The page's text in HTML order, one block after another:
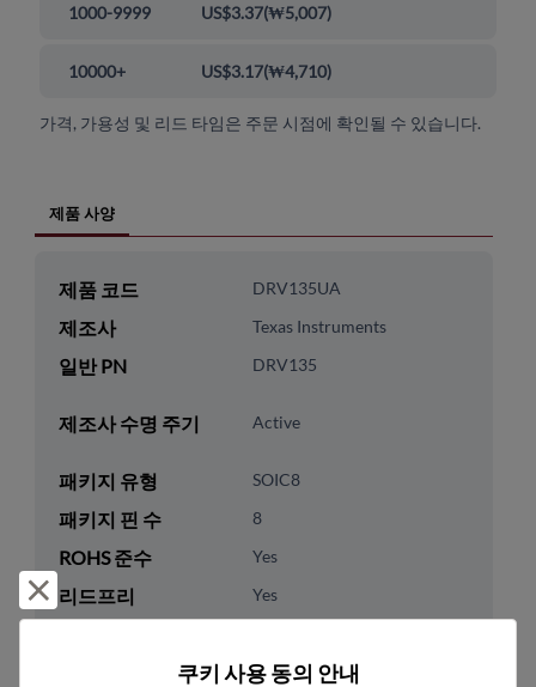
1000-9999 US$3.37(₩5,007)
10000+ US$3.17(₩4,710)
가격, 가용성 및 리드 타임은 주문 시점에 확인될 수 있습니다.
제품 사양
제품 코드 DRV135UA
제조사 Texas Instruments
일반 PN DRV135
제조사 수명 주기 Active
패키지 유형 SOIC8
패키지 핀 수 8
ROHS 준수 Yes
리드프리 Yes
75
거부 및 닫기
쿠키 사용 동의 안내